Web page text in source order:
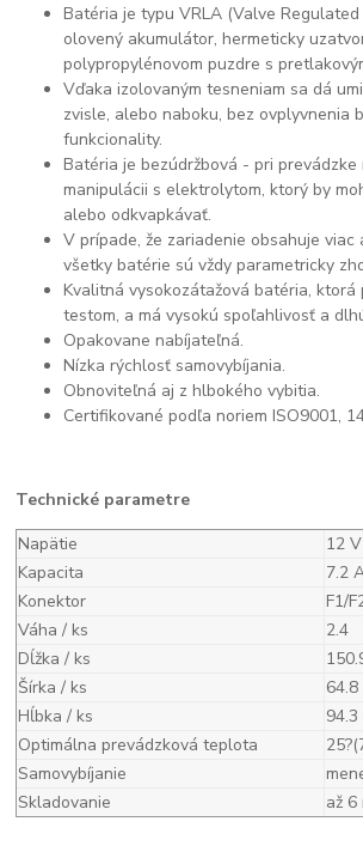
Batéria je typu VRLA (Valve Regulated
olovený akumulátor, hermeticky
polypropylénovom puzdre s
Vďaka izolovaným tesneniam sa dá
zvisle, alebo naboku, bez ovplyvnenia
funkcionality.
Batéria je bezúdržbová - pri prevádzke
manipulácii s elektrolytom, ktorý by
alebo odkvapkávať.
V prípade, že zariadenie obsahuje viac
všetky batérie sú vždy parametricky
Kvalitná vysokozátažová batéria, ktorá
testom, a má vysokú spoľahlivosť a
Opakovane nabíjateľná.
Nízka rýchlosť samovybíjania.
Obnoviteľná aj z hlbokého vybitia.
Certifikované podľa noriem ISO9001,
Technické parametre
Napätie
12 V
Kapacita
7.2
Konektor
F1/
Váha / ks
2.4
Dĺžka / ks
Šírka / ks
64.8
Hĺbka / ks
94.3
Optimálna prevádzková teplota
Samovybíjanie
Skladovanie
až 6